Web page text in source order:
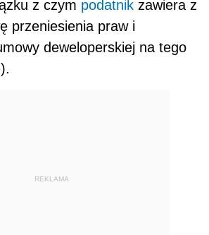
z czym podatnik zawiera z
przeniesienia praw i
deweloperskiej na tego
REKLAMA